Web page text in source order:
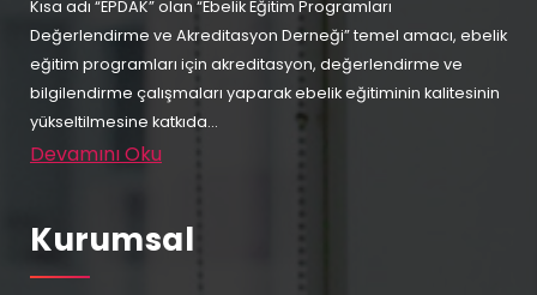
Kısa adı “EPDAK” olan “Ebelik Eğitim Programları
Değerlendirme ve Akreditasyon Derneği” temel amacı, ebelik
eğitim programları için akreditasyon, değerlendirme ve
bilgilendirme çalışmaları yaparak ebelik eğitiminin kalitesinin
yükseltilmesine katkıda...
Devamını Oku
Kurumsal